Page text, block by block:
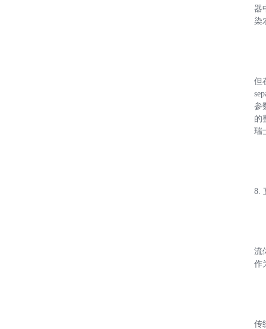
器
染
但
参
的
瑞
8.
流
作
传